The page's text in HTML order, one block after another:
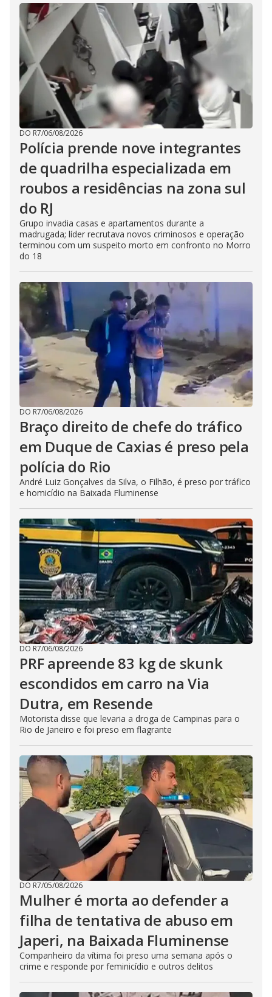
DO R7/06/08/2026
Polícia prende nove integrantes
de quadrilha especializada em
roubos a residências na zona sul
do RJ
Grupo invadia casas e apartamentos durante a
madrugada; líder recrutava novos criminosos e operação
terminou com um suspeito morto em confronto no Morro
do 18
DO R7/06/08/2026
Braço direito de chefe do tráfico
em Duque de Caxias é preso pela
polícia do Rio
André Luiz Gonçalves da Silva, o Filhão, é preso por tráfico
e homicídio na Baixada Fluminense
DO R7/06/08/2026
PRF apreende 83 kg de skunk
escondidos em carro na Via
Dutra, em Resende
Motorista disse que levaria a droga de Campinas para o
Rio de Janeiro e foi preso em flagrante
DO R7/05/08/2026
Mulher é morta ao defender a
filha de tentativa de abuso em
Japeri, na Baixada Fluminense
Companheiro da vítima foi preso uma semana após o
crime e responde por feminicídio e outros delitos